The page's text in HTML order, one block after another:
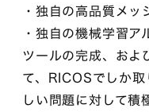
・独自の高品質メッ
・独自の機械学習
ツールの完成、およ
て、RICOSでしか
しい問題に対して